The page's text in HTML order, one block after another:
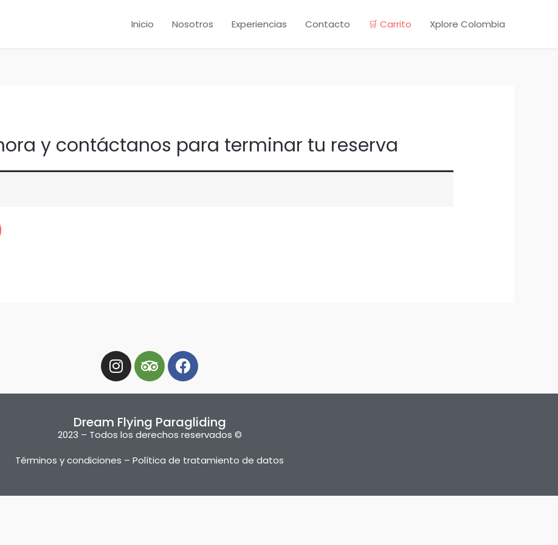
Inicio Nosotros Experiencias Contacto 🛒 Carrito Xplore Colombia
y contáctanos para terminar tu reserva
Dream Flying Paragliding
2023 – Todos los derechos reservados ©
Términos y condiciones – Política de tratamiento de datos